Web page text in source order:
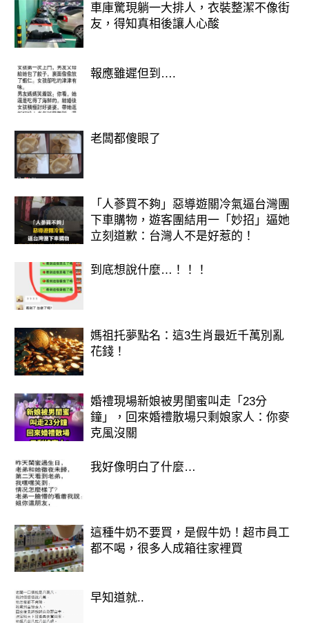
💖 關鍵字：愛情加溫、靈感湧現、貴
人守護
2026對雙魚來說是「心願實現年」。
你的直覺與吸引力都特別強，容易獲得
他人信任與愛慕。
事業上有貴人暗中幫助；感情方面，單
身者有機會遇到靈魂契合的人。
藝術、療癒、靈性相關領域特別順利。
💡轉運小撇步：相信你的直覺！越真誠
表達感受，好運越容易靠近。
🌠 總結
2026是「機會與突破」並存的一年，
特別是 獅子、射手、雙子、雙魚 四星
座，
不論事業、財運、愛情都有新局面，
只要敢行動、敢相信，宇宙就會給你驚
車庫驚現躺一大排人，衣裝整潔不像街
友，得知真相後讓人心酸
報應雖遲但到….
老闆都傻眼了
「人蔘買不夠」惡導遊關冷氣逼台灣團
下車購物，遊客團結用一「妙招」逼她
立刻道歉：台灣人不是好惹的！
到底想說什麼…！！！
媽祖托夢點名：這3生肖最近千萬別亂
花錢！
婚禮現場新娘被男閨蜜叫走「23分
鐘」，回來婚禮散場只剩娘家人：你麥
克風沒關
我好像明白了什麼…
這種牛奶不要買，是假牛奶！超市員工
都不喝，很多人成箱往家裡買
早知道就..